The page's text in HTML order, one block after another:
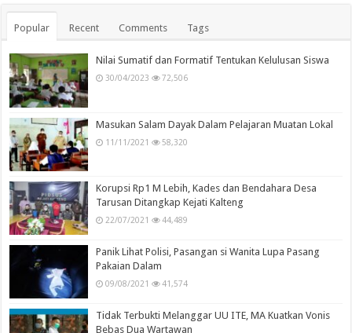
Popular Recent Comments Tags
Nilai Sumatif dan Formatif Tentukan Kelulusan Siswa
30/04/2023 72,506
Masukan Salam Dayak Dalam Pelajaran Muatan Lokal
11/11/2021 58,320
Korupsi Rp1 M Lebih, Kades dan Bendahara Desa
Tarusan Ditangkap Kejati Kalteng
22/07/2021 44,489
Panik Lihat Polisi, Pasangan si Wanita Lupa Pasang
Pakaian Dalam
09/08/2021 41,574
Tidak Terbukti Melanggar UU ITE, MA Kuatkan Vonis
Bebas Dua Wartawan